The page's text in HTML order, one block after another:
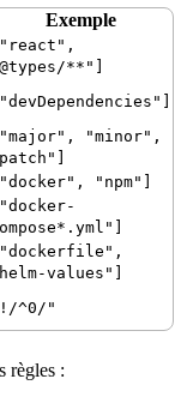
Exemple
**"]
"minor",
"npm"]
values"]
^0/"
règles :